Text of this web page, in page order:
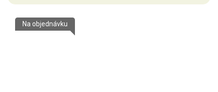
Na objednávku